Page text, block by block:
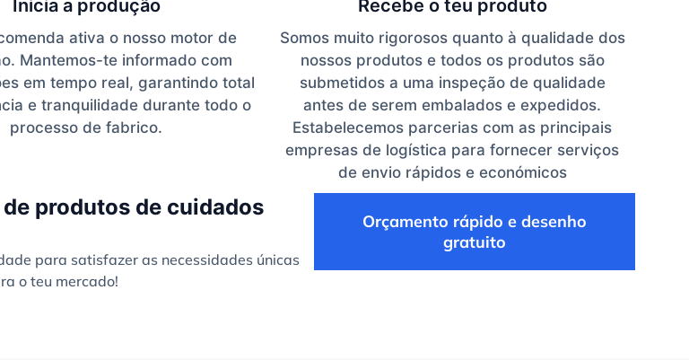
Inicia a produção
ativa o nosso motor de
Mantemos-te informado com
em tempo real, garantindo total
e tranquilidade durante todo o
processo de fabrico.
Recebe o teu produto
Somos muito rigorosos quanto à qualidade dos
nossos produtos e todos os produtos são
submetidos a uma inspeção de qualidade
antes de serem embalados e expedidos.
Estabelecemos parcerias com as principais
empresas de logística para fornecer serviços
de envio rápidos e económicos
produtos de cuidados
para satisfazer as necessidades únicas
o teu mercado!
Orçamento rápido e desenho
gratuito